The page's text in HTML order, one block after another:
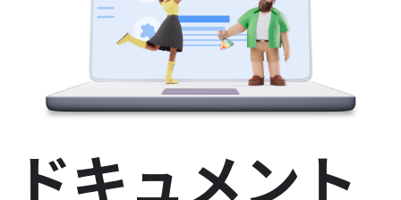
ドキュメント